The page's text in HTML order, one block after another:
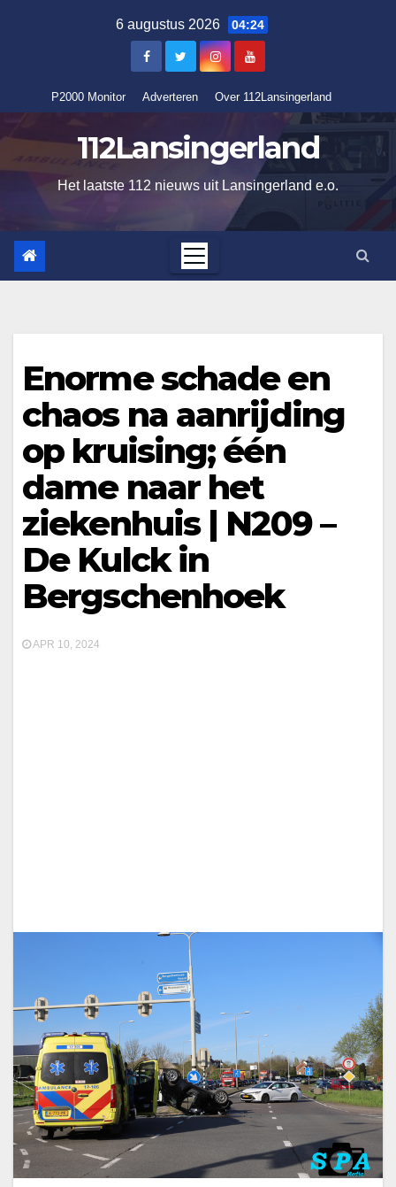
6 augustus 2026 04:24
P2000 Monitor Adverteren Over 112Lansingerland
112Lansingerland
Het laatste 112 nieuws uit Lansingerland e.o.
Enorme schade en
chaos na aanrijding
op kruising; één
dame naar het
ziekenhuis | N209 –
De Kulck in
Bergschenhoek
APR 10, 2024